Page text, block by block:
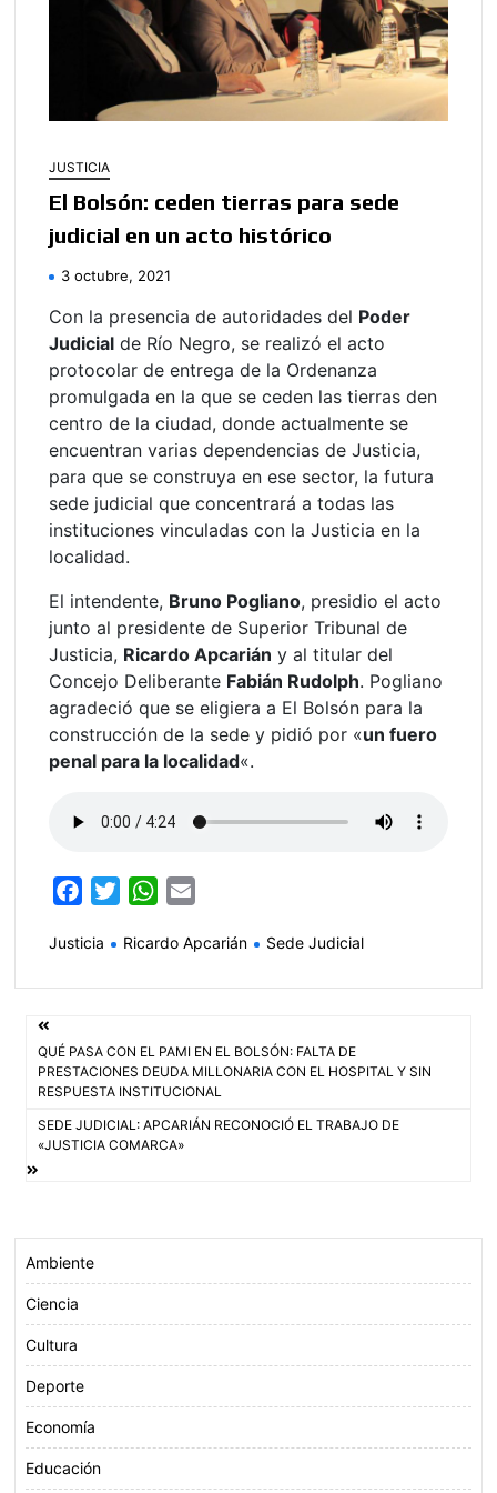
JUSTICIA
El Bolsón: ceden tierras para sede
judicial en un acto histórico
3 octubre, 2021
Con la presencia de autoridades del Poder
Judicial de Río Negro, se realizó el acto
protocolar de entrega de la Ordenanza
promulgada en la que se ceden las tierras den
centro de la ciudad, donde actualmente se
encuentran varias dependencias de Justicia,
para que se construya en ese sector, la futura
sede judicial que concentrará a todas las
instituciones vinculadas con la Justicia en la
localidad.
El intendente, Bruno Pogliano, presidio el acto
junto al presidente de Superior Tribunal de
Justicia, Ricardo Apcarián y al titular del
Concejo Deliberante Fabián Rudolph. Pogliano
agradeció que se eligiera a El Bolsón para la
construcción de la sede y pidió por «un fuero
penal para la localidad«.
c
o
k
i
r
W
a
p
p
a
Justicia Ricardo Apcarián Sede Judicial
Navegación
de
entradas
QUÉ PASA CON EL PAMI EN EL BOLSÓN: FALTA DE
PRESTACIONES DEUDA MILLONARIA CON EL HOSPITAL Y SIN
RESPUESTA INSTITUCIONAL
SEDE JUDICIAL: APCARIÁN RECONOCIÓ EL TRABAJO DE
«JUSTICIA COMARCA»
Ambiente
Ciencia
Cultura
Deporte
Economía
Educación